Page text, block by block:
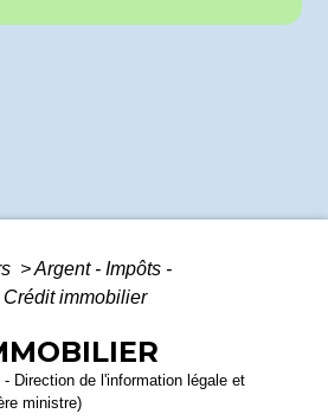
>Argent - Impôts -
Crédit immobilier
Direction de l'information légale et
ministre)